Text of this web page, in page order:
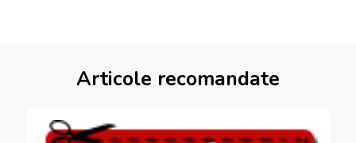
Articole recomandate